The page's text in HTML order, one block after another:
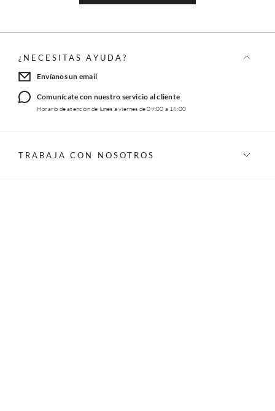
¿NECESITAS AYUDA?
Envíanos un email
Comunícate con nuestro servicio al cliente
Horario de atención de lunes a viernes de 09:00 a 16:00
TRABAJA CON NOSOTROS